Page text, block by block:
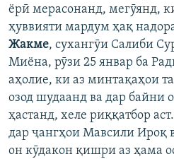
ёрӣ мерасонанд, мегӯянд,
ҳуввияти мардум ҳақ
Жакме, сухангӯи Салиби
Миёна, рӯзи 25 январ ба
аҳолие, ки аз минтақаҳои
озод шудаанд ва дар байни
ҳастанд, хеле риққатбор
дар ҷангҳои Мавсили Ироқ
он кӯдакон қишри аз ҳама